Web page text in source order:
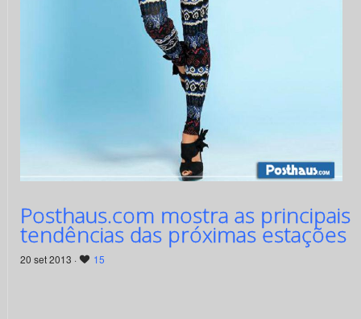
Posthaus.com mostra as principais
tendências das próximas estações
20 set 2013 · 15